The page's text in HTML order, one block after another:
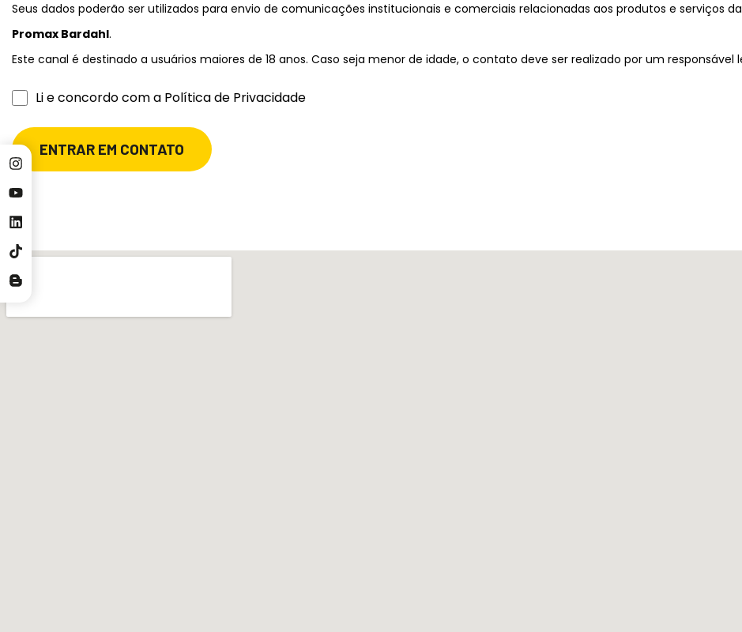
Seus dados poderão ser utilizados para envio de comunicações institucionais e comerciais relacionadas aos produtos e serviços da
Promax Bardahl.
Este canal é destinado a usuários maiores de 18 anos. Caso seja menor de idade, o contato deve ser realizado por um responsável
Li e concordo com a Política de Privacidade